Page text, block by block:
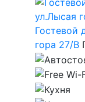
Гостевой
гора 27/В